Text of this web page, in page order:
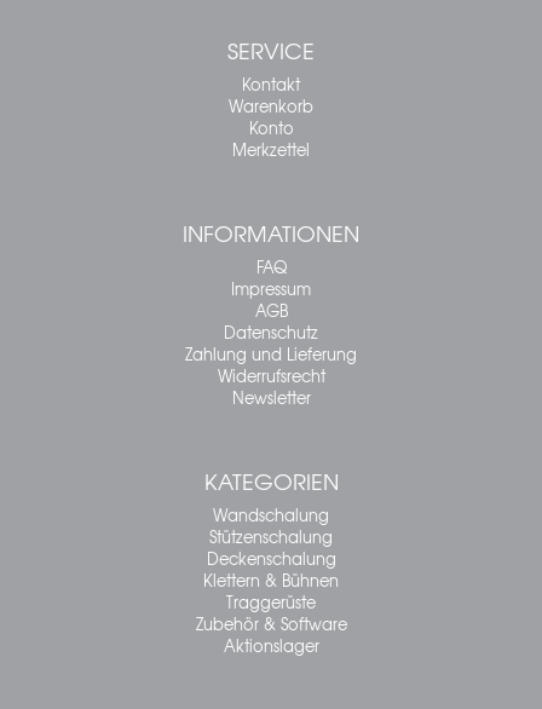
SERVICE
Kontakt
Warenkorb
Konto
Merkzettel
INFORMATIONEN
FAQ
Impressum
AGB
Datenschutz
Zahlung und Lieferung
Widerrufsrecht
Newsletter
KATEGORIEN
Wandschalung
Stützenschalung
Deckenschalung
Klettern & Bühnen
Traggerüste
Zubehör & Software
Aktionslager